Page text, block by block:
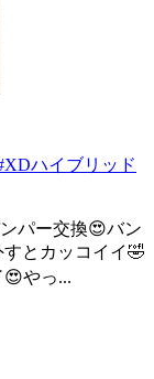
ハイブリッド
パー交換😍バン
とカッコイイ🤣
やっ...